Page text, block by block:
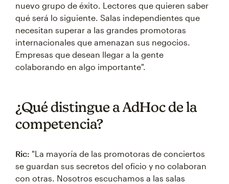
nuevo grupo de éxito. Lectores que quieren saber
qué será lo siguiente. Salas independientes que
necesitan superar a las grandes promotoras
internacionales que amenazan sus negocios.
Empresas que desean llegar a la gente
colaborando en algo importante".
¿Qué distingue a AdHoc de la
competencia?
Ric: "La mayoría de las promotoras de conciertos
se guardan sus secretos del oficio y no colaboran
con otras. Nosotros escuchamos a las salas